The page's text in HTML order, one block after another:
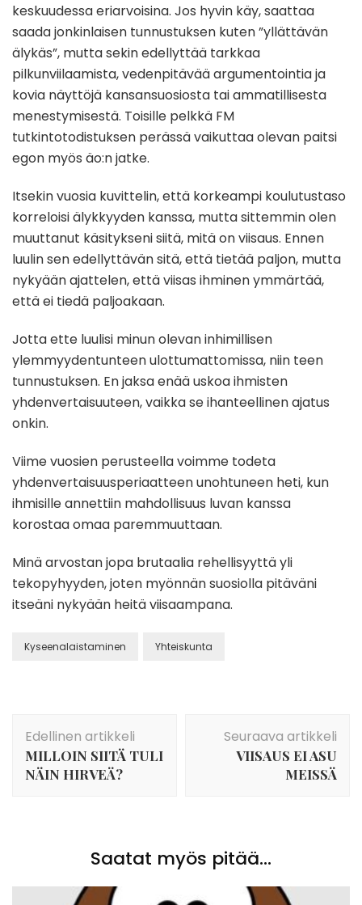
keskuudessa eriarvoisina. Jos hyvin käy, saattaa
saada jonkinlaisen tunnustuksen kuten ”yllättävän
älykäs”, mutta sekin edellyttää tarkkaa
pilkunviilaamista, vedenpitävää argumentointia ja
kovia näyttöjä kansansuosiosta tai ammatillisesta
menestymisestä. Toisille pelkkä FM
tutkintotodistuksen perässä vaikuttaa olevan paitsi
egon myös äo:n jatke.
Itsekin vuosia kuvittelin, että korkeampi koulutustaso
korreloisi älykkyyden kanssa, mutta sittemmin olen
muuttanut käsitykseni siitä, mitä on viisaus. Ennen
luulin sen edellyttävän sitä, että tietää paljon, mutta
nykyään ajattelen, että viisas ihminen ymmärtää,
että ei tiedä paljoakaan.
Jotta ette luulisi minun olevan inhimillisen
ylemmyydentunteen ulottumattomissa, niin teen
tunnustuksen. En jaksa enää uskoa ihmisten
yhdenvertaisuuteen, vaikka se ihanteellinen ajatus
onkin.
Viime vuosien perusteella voimme todeta
yhdenvertaisuusperiaatteen unohtuneen heti, kun
ihmisille annettiin mahdollisuus luvan kanssa
korostaa omaa paremmuuttaan.
Minä arvostan jopa brutaalia rehellisyyttä yli
tekopyhyyden, joten myönnän suosiolla pitäväni
itseäni nykyään heitä viisaampana.
Kyseenalaistaminen Yhteiskunta
selaus
Edellinen artikkeli
MILLOIN SIITÄ TULI
NÄIN HIRVEÄ?
Seuraava artikkeli
VIISAUS EI ASU
MEISSÄ
Saatat myös pitää...